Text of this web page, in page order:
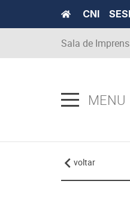
CNI SESI
Sala de
MENU
voltar